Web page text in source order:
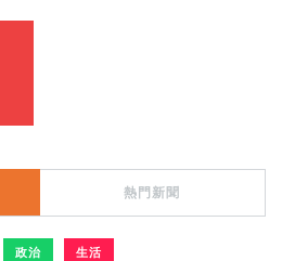
熱門新聞
政治 生活